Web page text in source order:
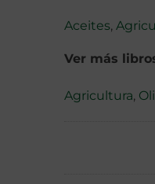
Aceites,
Ver más
Agricultura,